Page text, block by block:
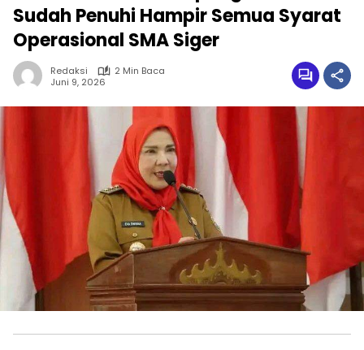
Sudah Penuhi Hampir Semua Syarat
Operasional SMA Siger
Redaksi
2 Min Baca
Juni 9, 2026